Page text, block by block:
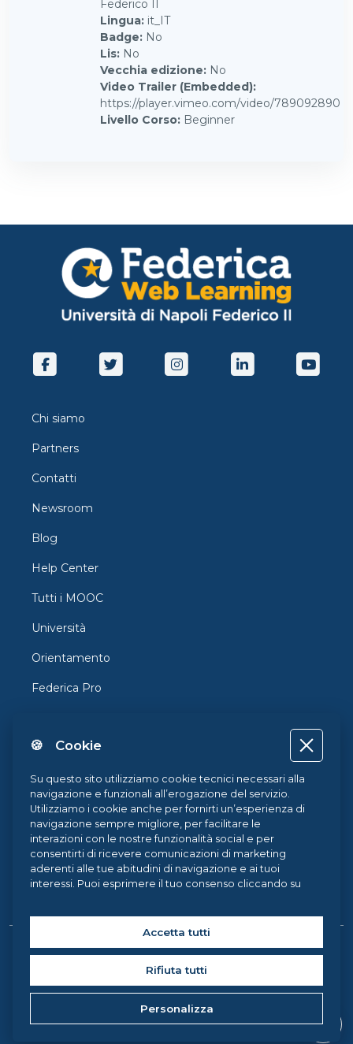
Federico II
Lingua: it_IT
Badge: No
Lis: No
Vecchia edizione: No
Video Trailer (Embedded):
https://player.vimeo.com/video/789092890
Livello Corso: Beginner
Chi siamo
Partners
Contatti
Newsroom
Blog
Help Center
Tutti i MOOC
Università
Orientamento
Federica Pro
Federica Coursera
Accessibilità
Privacy
Termini e Condizioni
Cookie Policy
Copyright © 2026 Federica Weblearning, all rights reserved. |
Federica Weblearning - Centro di Ateneo per l'Innovazione, la
Sperimentazione e la Diffusione della Didattica Multimediale
Università degli Studi di Napoli Federico II, via Partenope 36 -
80121, Napoli (Italy) C.F. 00876220633
🍪 Cookie
Su questo sito utilizziamo cookie tecnici necessari alla
navigazione e funzionali all’erogazione del servizio.
Utilizziamo i cookie anche per fornirti un’esperienza di
navigazione sempre migliore, per facilitare le
interazioni con le nostre funzionalità social e per
consentirti di ricevere comunicazioni di marketing
aderenti alle tue abitudini di navigazione e ai tuoi
interessi. Puoi esprimere il tuo consenso cliccando su
tue preferenze accedendo al nostro
visitando la nostraCookie Policy.
Accetta tutti
Rifiuta tutti
Personalizza